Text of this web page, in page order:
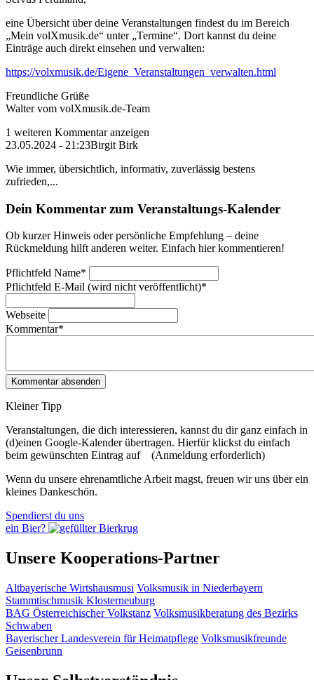
eine Übersicht über deine Veranstaltungen findest du im Bereich
„Mein volXmusik.de“ unter „Termine“. Dort kannst du deine
Einträge auch direkt einsehen und verwalten:
https://volxmusik.de/Eigene_Veranstaltungen_verwalten.html
Freundliche Grüße
Walter vom volXmusik.de-Team
1 weiteren Kommentar anzeigen
23.05.2024 - 21:23Birgit Birk
Wie immer, übersichtlich, informativ, zuverlässig bestens
zufrieden,...
Dein Kommentar zum Veranstaltungs-Kalender
Ob kurzer Hinweis oder persönliche Empfehlung – deine
Rückmeldung hilft anderen weiter. Einfach hier kommentieren!
Pflichtfeld Name*
Pflichtfeld E-Mail (wird nicht veröffentlicht)*
Webseite
Kommentar*
Kleiner Tipp
Veranstaltungen, die dich interessieren, kannst du dir ganz einfach in
(d)einen Google-Kalender übertragen. Hierfür klickst du einfach
beim gewünschten Eintrag auf
(Anmeldung erforderlich)
Wenn du unsere ehrenamtliche Arbeit magst, freuen wir uns über ein
kleines Dankeschön.
Spendierst du uns
ein Bier?
Unsere Kooperations-Partner
Altbayerische Wirtshausmusi Volksmusik in Niederbayern
Stammtischmusik Klosterneuburg
BAG Österreichischer Volkstanz Volksmusikberatung des Bezirks
Schwaben
Bayerischer Landesverein für Heimatpflege Volksmusikfreunde
Geisenbrunn